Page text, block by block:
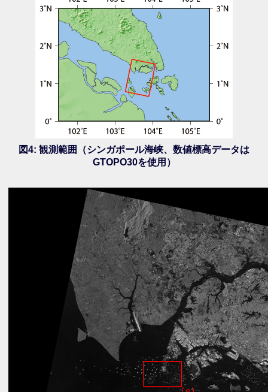
図4: 観測範囲（シンガポール海峡、数値標高データは
GTOPO30を使用）